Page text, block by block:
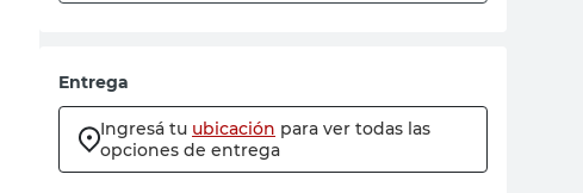
Entrega
Ingresá tu ubicación para ver todas las
opciones de entrega